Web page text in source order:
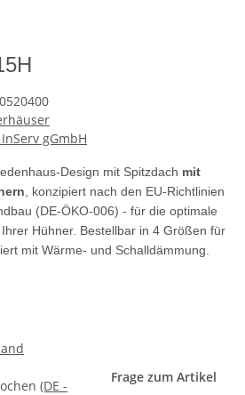
0520400
gGmbH
Design mit Spitzdach mit
, konzipiert nach den EU-Richtlinien
(DE-ÖKO-006) - für die optimale
Hühner. Bestellbar in 4 Größen für
mit Wärme- und Schalldämmung.
(DE -
Frage zum Artikel